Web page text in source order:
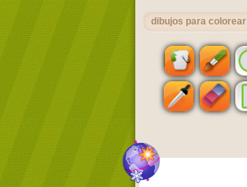
dibujos para colorear